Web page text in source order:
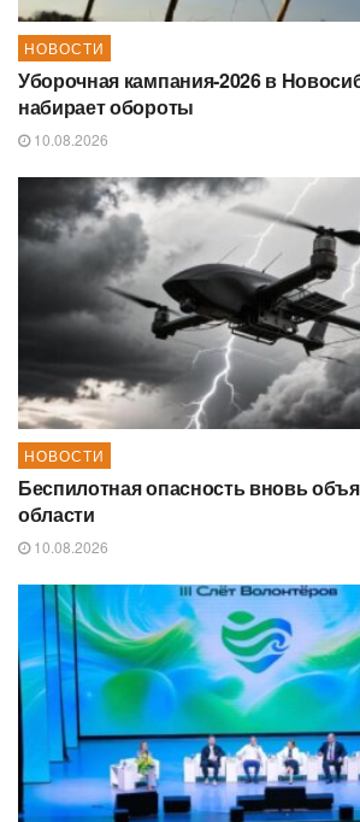
НОВОСТИ
Уборочная кампания‑2026 в
набирает обороты
10.08.2026
НОВОСТИ
Беспилотная опасность вновь
области
10.08.2026